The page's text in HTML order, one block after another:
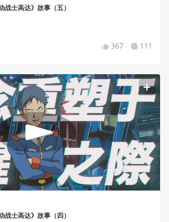
战士高达》故事（五）
367 111
战士高达》故事（四）